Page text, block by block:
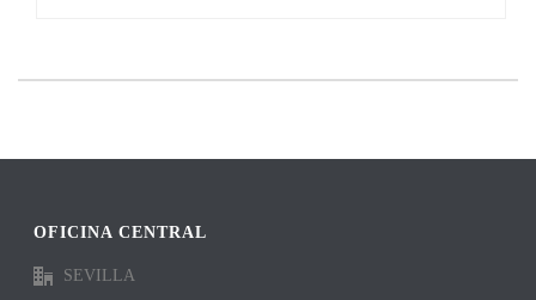
OFICINA CENTRAL
SEVILLA